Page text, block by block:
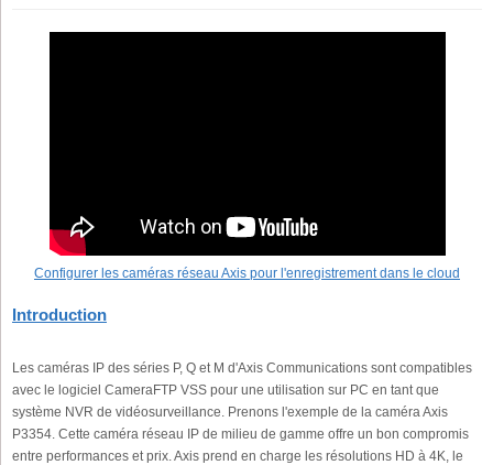
Configurer les caméras réseau Axis pour l'enregistrement dans le cloud
Introduction
Les caméras IP des séries P, Q et M d'Axis Communications sont compatibles
avec le logiciel CameraFTP VSS pour une utilisation sur PC en tant que
système NVR de vidéosurveillance. Prenons l'exemple de la caméra Axis
P3354. Cette caméra réseau IP de milieu de gamme offre un bon compromis
entre performances et prix. Axis prend en charge les résolutions HD à 4K, le